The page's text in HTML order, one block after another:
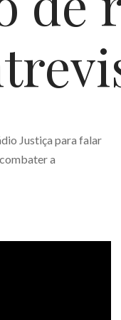
Justiça para falar
a